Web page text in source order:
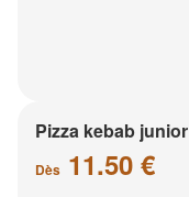
Pizza kebab junior
Dès 11.50 €